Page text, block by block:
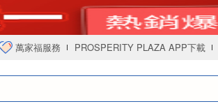
萬家福服務 PROSPERITY PLAZA APP下載